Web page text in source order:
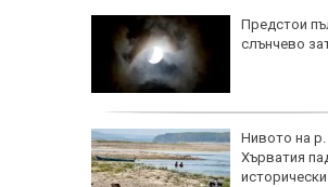
Предстои
слънчево
Нивото на
Хърватия